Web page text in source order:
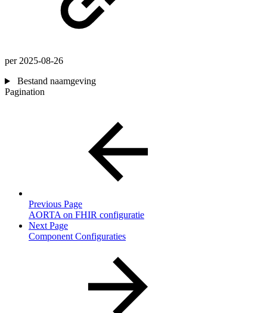
per 2025-08-26
Bestand naamgeving
Pagination
Previous Page
AORTA on FHIR configuratie
Next Page
Component Configuraties